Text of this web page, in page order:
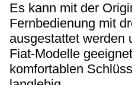
Es kann mit der
Fernbedienung mit
ausgestattet werden
Fiat-Modelle
komfortablen